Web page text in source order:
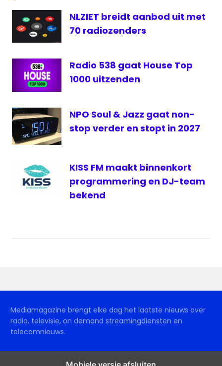
Wild
FM
NLZIET breidt aanbod uit met
70 radiozenders
Radio 538 gaat House Top
1000 uitzenden
NPO Soul & Jazz gaat non-
stop verder en stopt in 2027
KISS FM maakt binnenkort
programmering en DJ-team
bekend
Mediamagazine brengt elke dag het laatste nieuws over
radio, televisie, on demand streamingdiensten en
telecomnieuws.